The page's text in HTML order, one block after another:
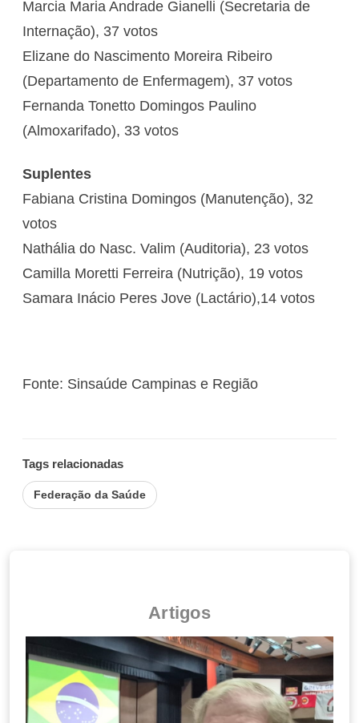
Marcia Maria Andrade Gianelli (Secretaria de
Internação), 37 votos
Elizane do Nascimento Moreira Ribeiro
(Departamento de Enfermagem), 37 votos
Fernanda Tonetto Domingos Paulino
(Almoxarifado), 33 votos
Suplentes
Fabiana Cristina Domingos (Manutenção), 32
votos
Nathália do Nasc. Valim (Auditoria), 23 votos
Camilla Moretti Ferreira (Nutrição), 19 votos
Samara Inácio Peres Jove (Lactário),14 votos
Fonte: Sinsaúde Campinas e Região
Tags relacionadas
Federação da Saúde
Artigos